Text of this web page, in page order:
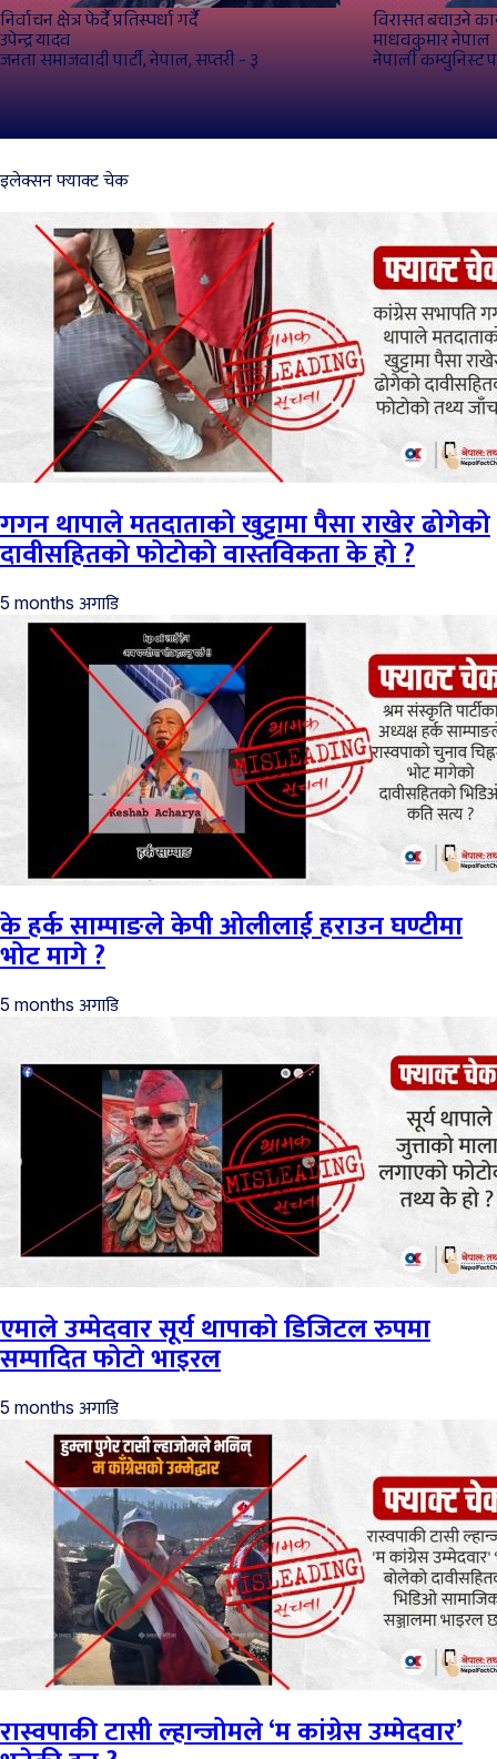
निर्वाचन क्षेत्र फेर्दै प्रतिस्पर्धा गर्दै
उपेन्द्र यादव
जनता समाजवादी पार्टी, नेपाल, सप्तरी - ३
विरासत बचाउने
माधवकुमार नेपाल
नेपाली कम्युनिस्ट
इलेक्सन फ्याक्ट चेक
गगन थापाले मतदाताको खुट्टामा पैसा राखेर ढोगेको
दावीसहितको फोटोको वास्तविकता के हो ?
5 months अगाडि
के हर्क साम्पाङले केपी ओलीलाई हराउन घण्टीमा
भोट मागे ?
5 months अगाडि
एमाले उम्मेदवार सूर्य थापाको डिजिटल रुपमा
सम्पादित फोटो भाइरल
5 months अगाडि
रास्वपाकी टासी ल्हान्जोमले ‘म कांग्रेस उम्मेदवार’